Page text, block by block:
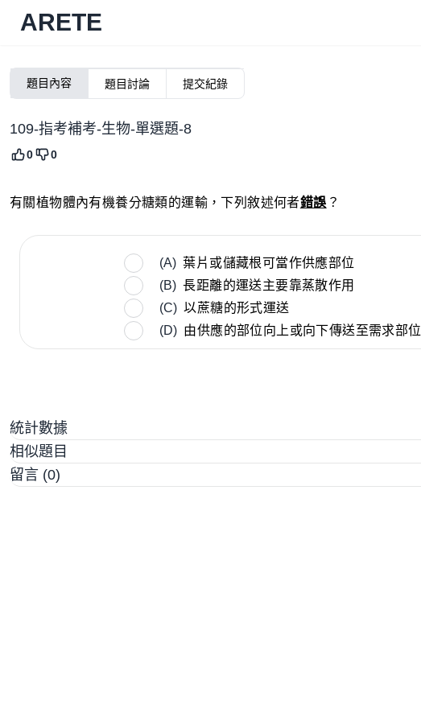
ARETE
題目內容 題目討論 提交紀錄
109-指考補考-生物-單選題-8
0 0
有關植物體內有機養分糖類的運輸，下列敘述何者錯誤 ？
(A) 葉片或儲藏根可當作供應部位
(B) 長距離的運送主要靠蒸散作用
(C) 以蔗糖的形式運送
(D) 由供應的部位向上或向下傳送至需求部位
統計數據
相似題目
留言 (0)